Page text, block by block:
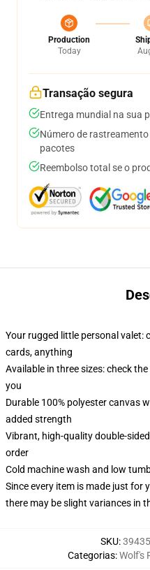
Production
Today
Transação segura
Entrega mundial na sua
Número de
pacotes
Reembolso total se o
Your rugged little personal valet:
cards, anything
Available in three sizes: check
you
Durable 100% polyester canvas
added strength
Vibrant, high-quality double-
order
Cold machine wash and low
Since every item is made just for
there may be slight variances in
SKU:
Categorias:Wolf's